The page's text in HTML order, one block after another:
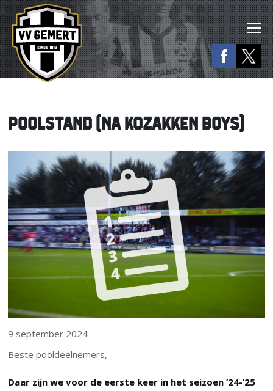
POOLSTAND (NA KOZAKKEN BOYS)
9 september 2024
Beste pooldeelnemers,
Daar zijn we voor de eerste keer in het seizoen ’24-’25